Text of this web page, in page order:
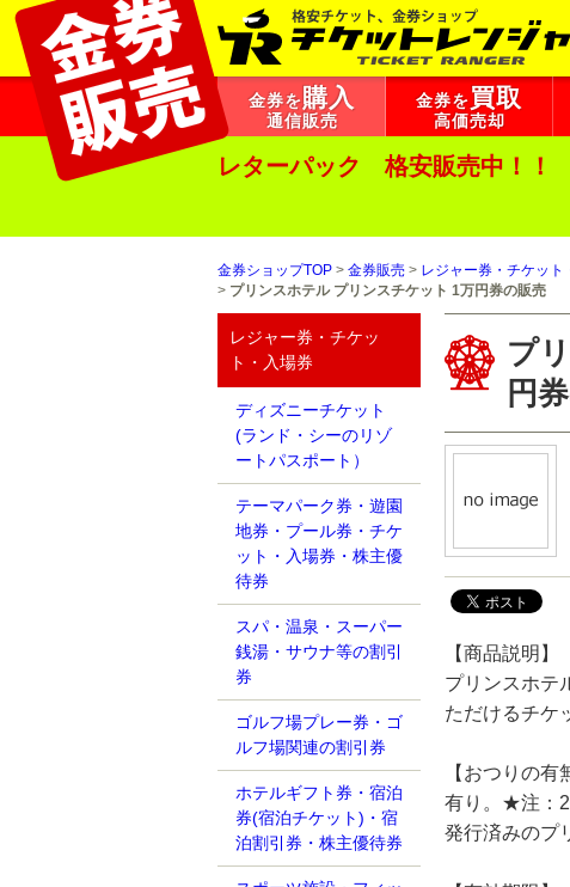
金券を購入
通信販売
金券を買取
高価売却
レターパック 格安販売中！！
金券ショップTOP > 金券販売 > レジャー券・チケット
> プリンスホテル プリンスチケット 1万円券の販売
プ
円
【商品説明】
プリンスホテ
ただけるチケ
【おつりの有
有り。★注：
発行済みのプ
レジャー券・チケッ
ト・入場券
ディズニーチケット
(ランド・シーのリゾ
ートパスポート）
テーマパーク券・遊園
地券・プール券・チケ
ット・入場券・株主優
待券
スパ・温泉・スーパー
銭湯・サウナ等の割引
券
ゴルフ場プレー券・ゴ
ルフ場関連の割引券
ホテルギフト券・宿泊
券(宿泊チケット)・宿
泊割引券・株主優待券